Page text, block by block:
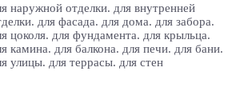
наружной отделки. для внутренней
для фасада. для дома. для забора.
цоколя. для фундамента. для крыльца.
камина. для балкона. для печи. для бани.
улицы. для террасы. для стен